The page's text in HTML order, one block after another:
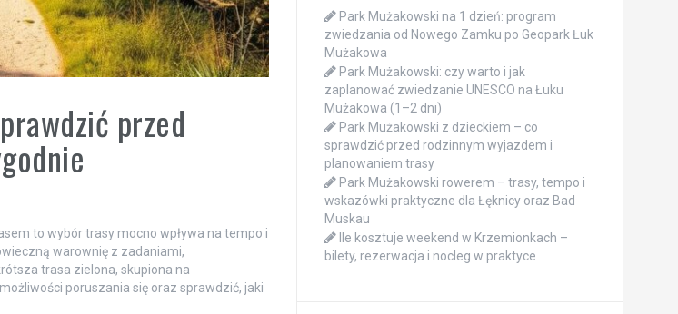
przed
to wybór trasy mocno wpływa na tempo i
warownię z zadaniami,
trasa zielona, skupiona na
poruszania się oraz sprawdzić, jaki
Park Mużakowski na 1 dzień: program
zwiedzania od Nowego Zamku po Geopark Łuk
Mużakowa
Park Mużakowski: czy warto i jak
zaplanować zwiedzanie UNESCO na Łuku
Mużakowa (1–2 dni)
Park Mużakowski z dzieckiem – co
sprawdzić przed rodzinnym wyjazdem i
planowaniem trasy
Park Mużakowski rowerem – trasy, tempo i
wskazówki praktyczne dla Łęknicy oraz Bad
Muskau
Ile kosztuje weekend w Krzemionkach –
bilety, rezerwacja i nocleg w praktyce